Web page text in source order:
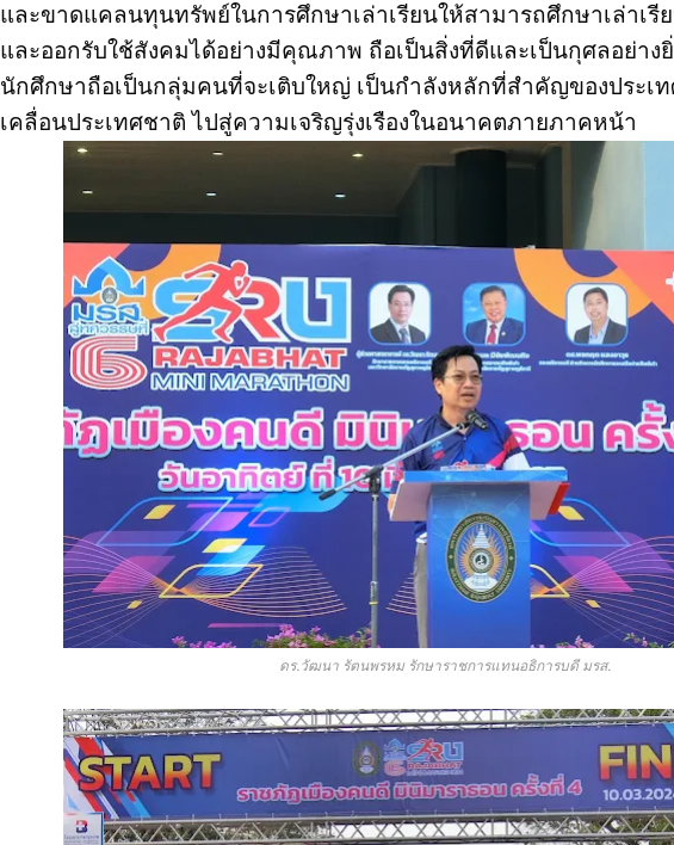
และขาดแคลนทุนทรัพย์ในการศึกษาเล่าเรียนให้สามารถศึกษาเล่าเรี
และออกรับใช้สังคมได้อย่างมีคุณภาพ ถือเป็นสิ่งที่ดีและเป็นกุศลอย่างยิ่
นักศึกษาถือเป็นกลุ่มคนที่จะเติบใหญ่ เป็นกำลังหลักที่สำคัญของประเ
เคลื่อนประเทศชาติ ไปสู่ความเจริญรุ่งเรืองในอนาคตภายภาคหน้า
ดร.วัฒนา รัตนพรหม รักษาราชการแทนอธิการบดี มรส.